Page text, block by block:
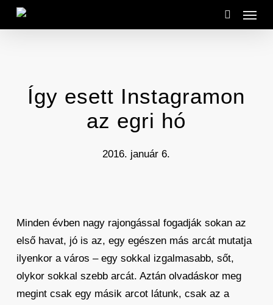
Skip
search
Menu
Így esett Instagramon
az egri hó
2016. január 6.
Minden évben nagy rajongással fogadják sokan az
első havat, jó is az, egy egészen más arcát mutatja
ilyenkor a város – egy sokkal izgalmasabb, sőt,
olykor sokkal szebb arcát. Aztán olvadáskor meg
megint csak egy másik arcot látunk, csak az a